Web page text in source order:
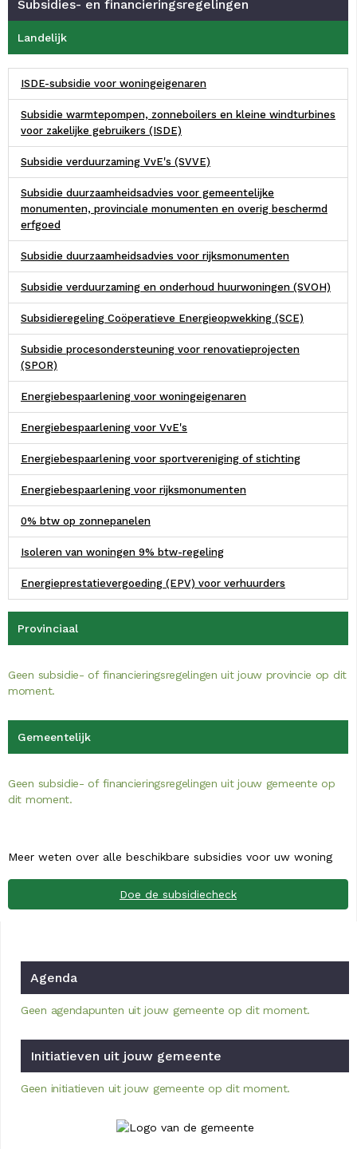
Subsidies- en financieringsregelingen
Landelijk
ISDE-subsidie voor woningeigenaren
Subsidie warmtepompen, zonneboilers en kleine windturbines
voor zakelijke gebruikers (ISDE)
Subsidie verduurzaming VvE's (SVVE)
Subsidie duurzaamheidsadvies voor gemeentelijke
monumenten, provinciale monumenten en overig beschermd
erfgoed
Subsidie duurzaamheidsadvies voor rijksmonumenten
Subsidie verduurzaming en onderhoud huurwoningen (SVOH)
Subsidieregeling Coöperatieve Energieopwekking (SCE)
Subsidie procesondersteuning voor renovatieprojecten
(SPOR)
Energiebespaarlening voor woningeigenaren
Energiebespaarlening voor VvE's
Energiebespaarlening voor sportvereniging of stichting
Energiebespaarlening voor rijksmonumenten
0% btw op zonnepanelen
Isoleren van woningen 9% btw-regeling
Energieprestatievergoeding (EPV) voor verhuurders
Provinciaal
Geen subsidie- of financieringsregelingen uit jouw provincie op dit
moment.
Gemeentelijk
Geen subsidie- of financieringsregelingen uit jouw gemeente op
dit moment.
Meer weten over alle beschikbare subsidies voor uw woning
Doe de subsidiecheck
Agenda
Geen agendapunten uit jouw gemeente op dit moment.
Initiatieven uit jouw gemeente
Geen initiatieven uit jouw gemeente op dit moment.